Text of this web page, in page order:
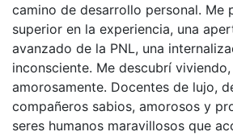
camino de desarrollo personal. Me
superior en la experiencia, una
avanzado de la PNL, una
inconsciente. Me descubrí
amorosamente. Docentes de lujo,
compañeros sabios, amorosos y
seres humanos maravillosos que